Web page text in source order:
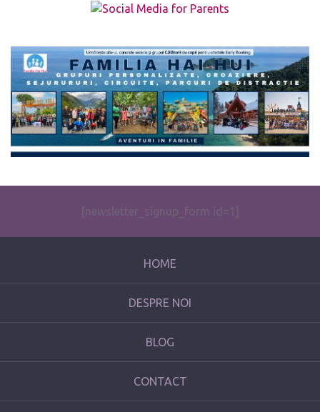
The form you have selected does not exist.
[newsletter_signup_form id=1]
HOME
DESPRE NOI
BLOG
CONTACT